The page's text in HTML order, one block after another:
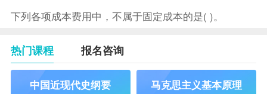
下列各项成本费用中，不属于固定成本的是( )。
热门课程 报名咨询
中国近现代史纲要 马克思主义基本原理